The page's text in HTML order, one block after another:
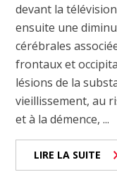
devant la
ensuite une
cérébrales
frontaux et
lésions de la
vieillissement, au
et à la démence, ...
LIRE LA SUITE